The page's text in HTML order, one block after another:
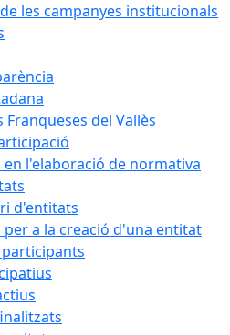
les campanyes institucionals
Franqueses del Vallès
en l'elaboració de normativa
d'entitats
per a la creació d'una entitat